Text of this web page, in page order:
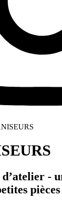
-
pièces